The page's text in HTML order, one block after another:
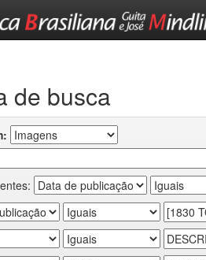
de busca